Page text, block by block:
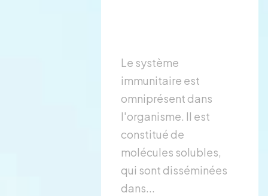
Le système
immunitaire est
omniprésent dans
l'organisme. Il est
constitué de
molécules solubles,
qui sont disséminées
dans...